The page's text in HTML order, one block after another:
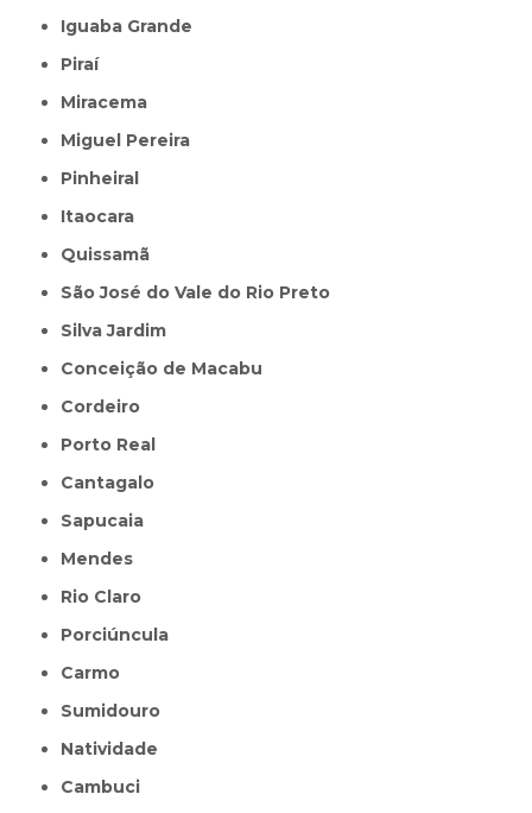
Iguaba Grande
Piraí
Miracema
Miguel Pereira
Pinheiral
Itaocara
Quissamã
São José do Vale do Rio Preto
Silva Jardim
Conceição de Macabu
Cordeiro
Porto Real
Cantagalo
Sapucaia
Mendes
Rio Claro
Porciúncula
Carmo
Sumidouro
Natividade
Cambuci